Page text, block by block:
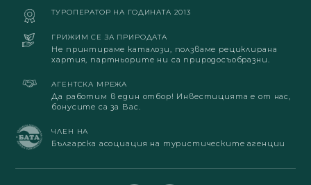
ТУРОПЕРАТОР НА ГОДИНАТА 2013
ГРИЖИМ СЕ ЗА ПРИРОДАТА
Не принтираме каталози, ползваме рециклирана
хартия, партньорите ни са природосъобразни.
АГЕНТСКА МРЕЖА
Да работим в един отбор! Инвестицията е от нас,
бонусите са за Вас.
ЧЛЕН НА
Българска асоциация на туристическите агенции